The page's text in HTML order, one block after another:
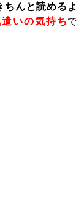
ちんと読めるよ
いの気持ちで